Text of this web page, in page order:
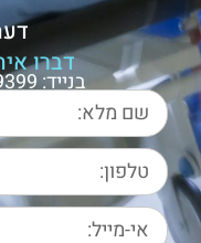
דברו
בנייד: 050-3699399 או כיתבו לנו